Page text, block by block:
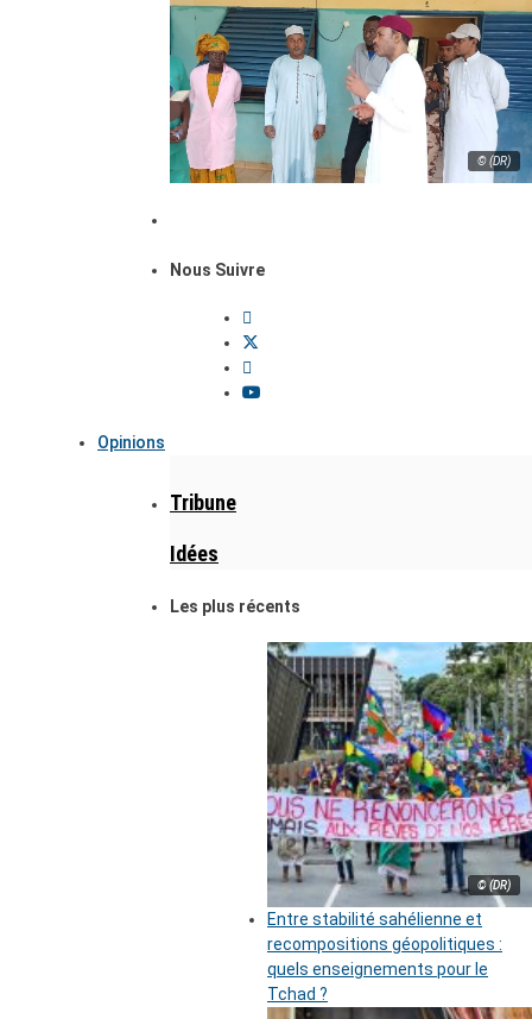
© (DR)
Nous Suivre
Opinions
Tribune
Idées
Les plus récents
© (DR)
Entre stabilité sahélienne et
recompositions géopolitiques :
quels enseignements pour le
Tchad ?